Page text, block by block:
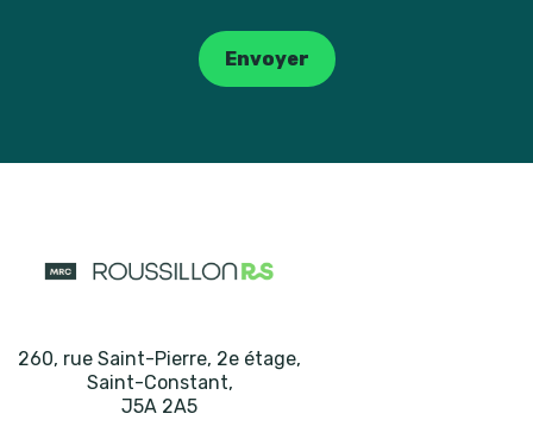
Envoyer
260, rue Saint-Pierre, 2e étage,
Saint-Constant,
J5A 2A5